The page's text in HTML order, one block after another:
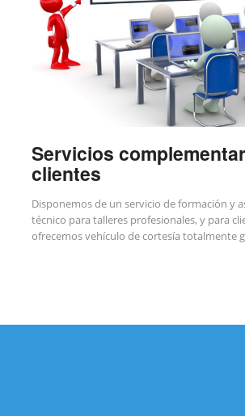
Servicios
clientes
Disponemos de un servicio de formación y
técnico para talleres profesionales, y para
ofrecemos vehículo de cortesía totalmente